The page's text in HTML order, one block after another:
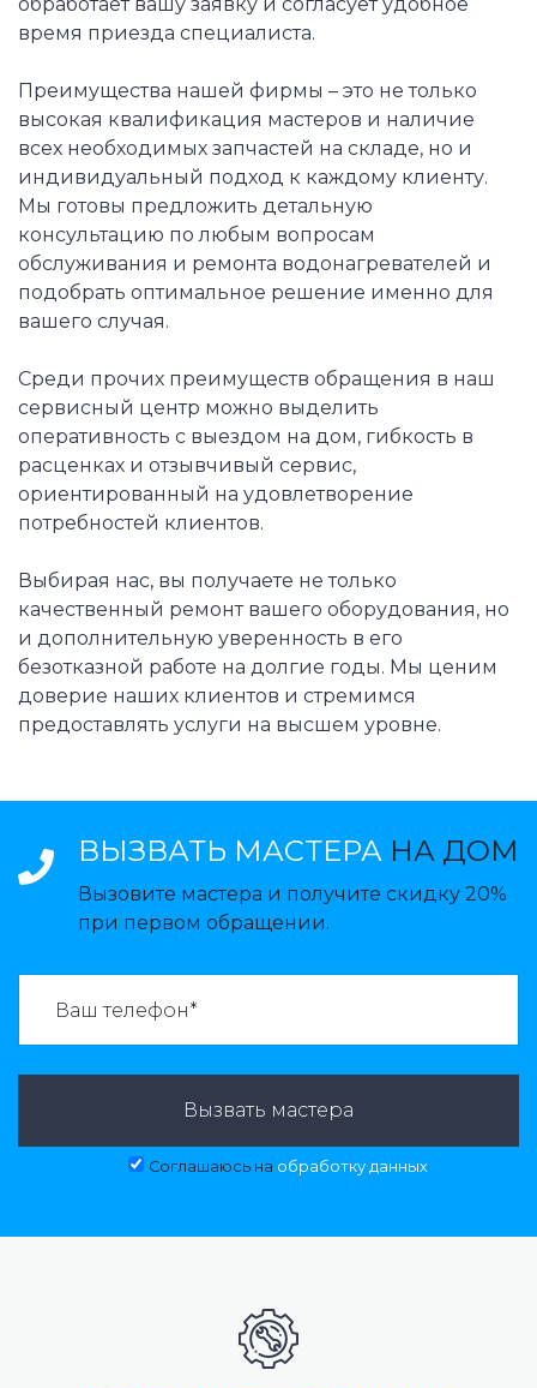
время приезда специалиста.
Преимущества нашей фирмы – это не только
высокая квалификация мастеров и наличие
всех необходимых запчастей на складе, но и
индивидуальный подход к каждому клиенту.
Мы готовы предложить детальную
консультацию по любым вопросам
обслуживания и ремонта водонагревателей и
подобрать оптимальное решение именно для
вашего случая.
Среди прочих преимуществ обращения в наш
сервисный центр можно выделить
оперативность с выездом на дом, гибкость в
расценках и отзывчивый сервис,
ориентированный на удовлетворение
потребностей клиентов.
Выбирая нас, вы получаете не только
качественный ремонт вашего оборудования, но
и дополнительную уверенность в его
безотказной работе на долгие годы. Мы ценим
доверие наших клиентов и стремимся
предоставлять услуги на высшем уровне.
ВЫЗВАТЬ МАСТЕРА НА ДОМ
Вызовите мастера и получите скидку 20%
при первом обращении.
Вызвать мастера
Соглашаюсь на обработку данных